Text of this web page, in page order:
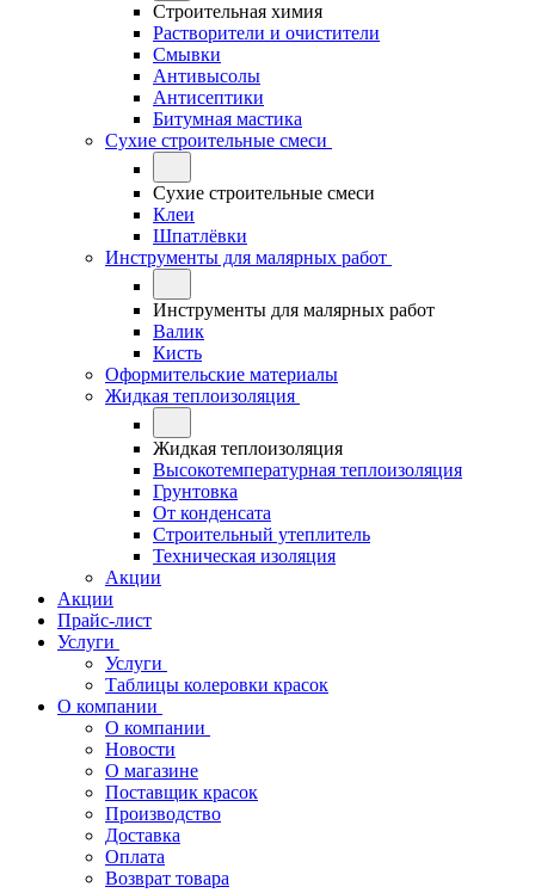
Строительная химия
Растворители и очистители
Смывки
Антивысолы
Антисептики
Битумная мастика
Сухие строительные смеси
Сухие строительные смеси
Клеи
Шпатлёвки
Инструменты для малярных работ
Инструменты для малярных работ
Валик
Кисть
Оформительские материалы
Жидкая теплоизоляция
Жидкая теплоизоляция
Высокотемпературная теплоизоляция
Грунтовка
От конденсата
Строительный утеплитель
Техническая изоляция
Акции
Акции
Прайс-лист
Услуги
Услуги
Таблицы колеровки красок
О компании
О компании
Новости
О магазине
Поставщик красок
Производство
Доставка
Оплата
Возврат товара